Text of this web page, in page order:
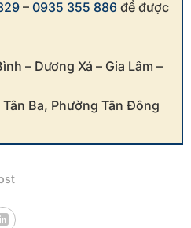
–0935 355 886 để được
– Dương Xá – Gia Lâm –
Tân Ba, Phường Tân Đông